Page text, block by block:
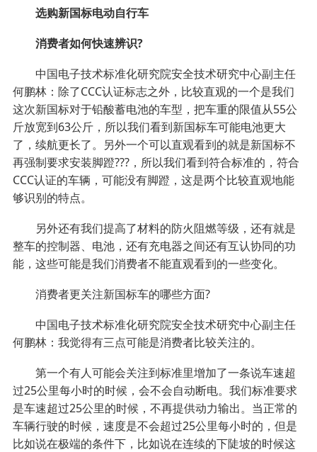
选购新国标电动自行车
消费者如何快速辨识?
中国电子技术标准化研究院安全技术研究中心副主任
何鹏林：除了CCC认证标志之外，比较直观的一个是我们
这次新国标对于铅酸蓄电池的车型，把车重的限值从55公
斤放宽到63公斤，所以我们看到新国标车可能电池更大
了，续航更长了。另外一个可以直观看到的就是新国标不
再强制要求安装脚蹬???，所以我们看到符合标准的，符合
CCC认证的车辆，可能没有脚蹬，这是两个比较直观地能
够识别的特点。
另外还有我们提高了材料的防火阻燃等级，还有就是
整车的控制器、电池，还有充电器之间还有互认协同的功
能，这些可能是我们消费者不能直观看到的一些变化。
消费者更关注新国标车的哪些方面?
中国电子技术标准化研究院安全技术研究中心副主任
何鹏林：我觉得有三点可能是消费者比较关注的。
第一个有人可能会关注到标准里增加了一条说车速超
过25公里每小时的时候，会不会自动断电。我们标准要求
是车速超过25公里的时候，不再提供动力输出。当正常的
车辆行驶的时候，速度是不会超过25公里每小时的，但是
比如说在极端的条件下，比如说在连续的下陡坡的时候这